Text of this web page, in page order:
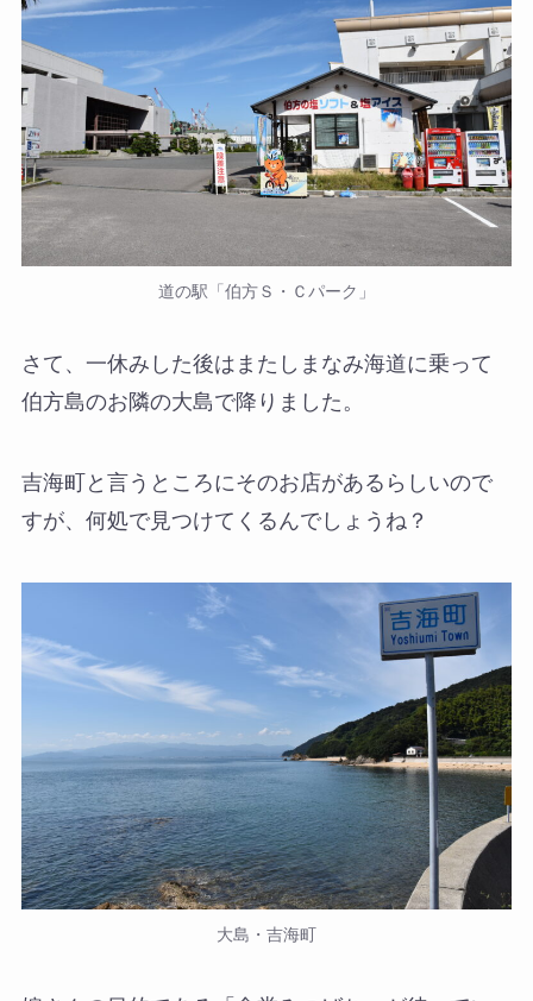
道の駅「伯方Ｓ・Ｃパーク」
さて、一休みした後はまたしまなみ海道に乗って
伯方島のお隣の大島で降りました。
吉海町と言うところにそのお店があるらしいので
すが、何処で見つけてくるんでしょうね？
大島・吉海町